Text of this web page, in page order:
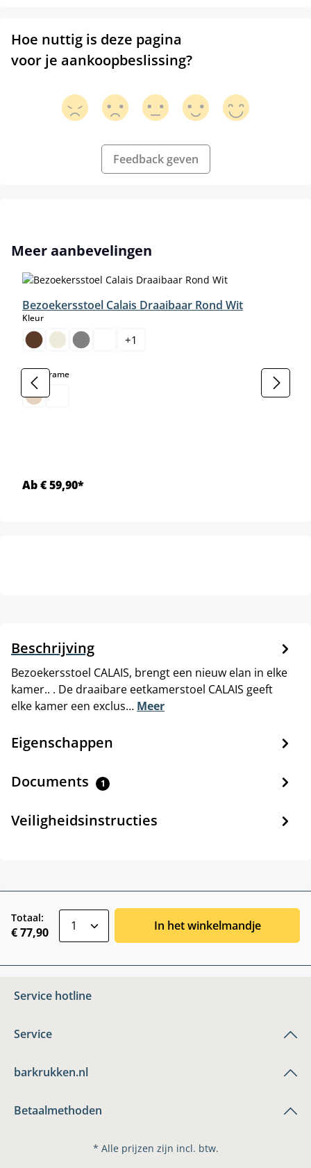
Hoe nuttig is deze pagina
voor je aankoopbeslissing?
Feedback geven
Productgalerij overslaan
Meer aanbevelingen
Bezoekersstoel Calais Draaibaar Rond Wit
Kleurselect
+1
Kleur frameselect
Ab € 59,90*
Beschrijving
Bezoekersstoel CALAIS, brengt een nieuw elan in elke
kamer.. . De draaibare eetkamerstoel CALAIS geeft
elke kamer een exclus… Meer
Eigenschappen
Documents 1
Veiligheidsinstructies
Totaal:
€ 77,90 In het winkelmandje
Service hotline
Service
barkrukken.nl
Betaalmethoden
* Alle prijzen zijn incl. btw.